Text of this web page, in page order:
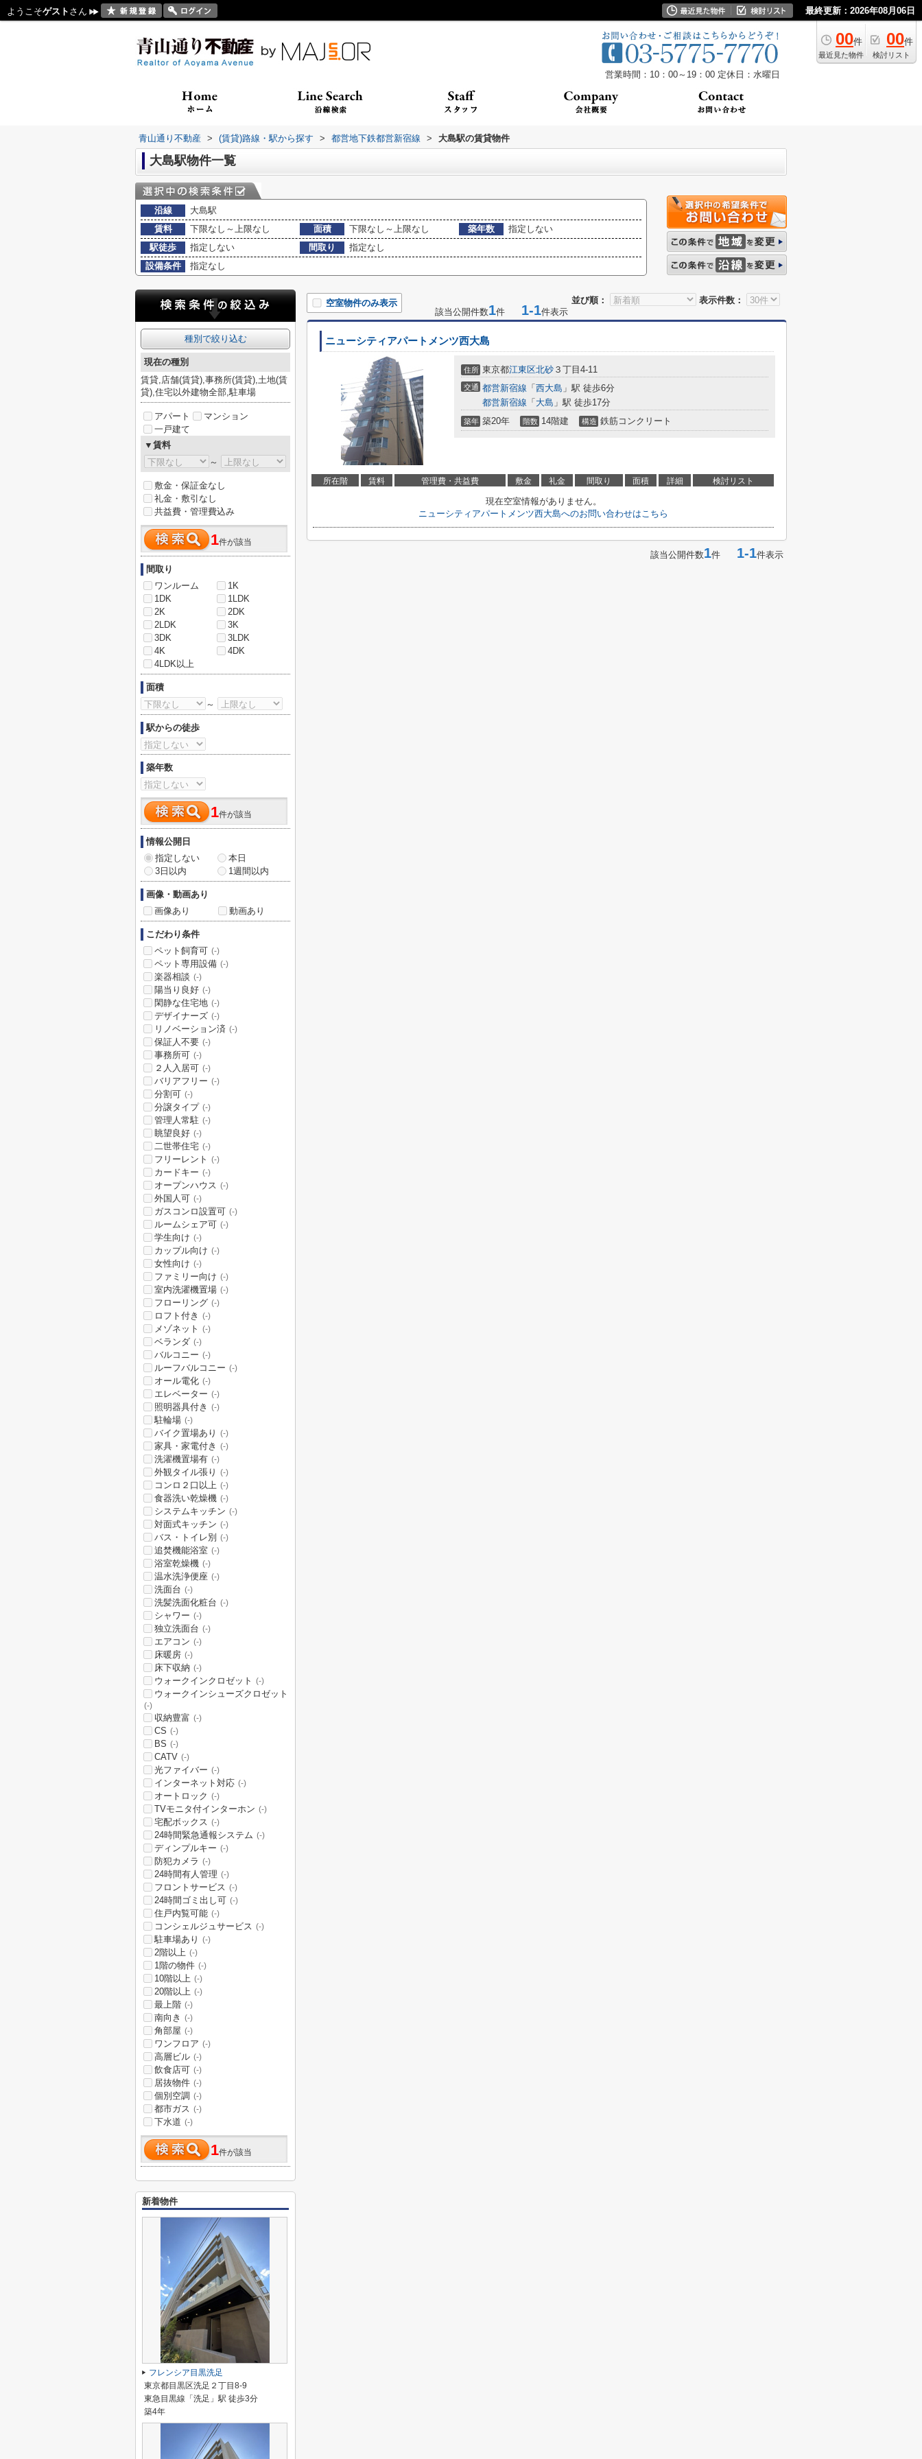
ようこそゲスト さん 最終更新：2026年08月06日
00件
最近見た物件
00件
検討リスト
営業時間：10：00～19：00 定休日：水曜日
青山通り不動産 > (賃貸)路線・駅から探す > 都営地下鉄都営新宿線 > 大島駅の賃貸物件
大島駅物件一覧
沿線
大島駅
賃料
下限なし～上限なし 面積 下限なし～上限なし 築年数
指定しない
駅徒歩
指定しない 間取り
指定なし
設備条件
指定なし
並び順： 表示件数：
空室物件のみ表示
該当公開件数1件 1-1件表示
ニューシティアパートメンツ西大島
住所 東京都江東区北砂 ３丁目4-11
交通 都営新宿線 「 西大島 」駅 徒歩6分
都営新宿線 「 大島 」駅 徒歩17分
築年 築20年 階数 14階建 構造 鉄筋コンクリート
所在階 賃料 管理費・共益費 敷金 礼金 間取り 面積 詳細 検討リスト
現在空室情報がありません。
ニューシティアパートメンツ西大島へのお問い合わせはこちら
該当公開件数1件 1-1件表示
種別で絞り込む
現在の種別
賃貸,店舗(賃貸),事務所(賃貸),土地(賃
貸),住宅以外建物全部,駐車場
アパート
マンション
一戸建て
▼賃料
～
敷金・保証金なし
礼金・敷引なし
共益費・管理費込み
1件が該当
間取り
ワンルーム
1K
1DK
1LDK
2K
2DK
2LDK
3K
3DK
3LDK
4K
4DK
4LDK以上
面積
～
駅からの徒歩
築年数
1件が該当
情報公開日
指定しない
本日
3日以内
1週間以内
画像・動画あり
画像あり
動画あり
こだわり条件
ペット飼育可 (-)
ペット専用設備 (-)
楽器相談 (-)
陽当り良好 (-)
閑静な住宅地 (-)
デザイナーズ (-)
リノベーション済 (-)
保証人不要 (-)
事務所可 (-)
２人入居可 (-)
バリアフリー (-)
分割可 (-)
分譲タイプ (-)
管理人常駐 (-)
眺望良好 (-)
二世帯住宅 (-)
フリーレント (-)
カードキー (-)
オープンハウス (-)
外国人可 (-)
ガスコンロ設置可 (-)
ルームシェア可 (-)
学生向け (-)
カップル向け (-)
女性向け (-)
ファミリー向け (-)
室内洗濯機置場 (-)
フローリング (-)
ロフト付き (-)
メゾネット (-)
ベランダ (-)
バルコニー (-)
ルーフバルコニー (-)
オール電化 (-)
エレベーター (-)
照明器具付き (-)
駐輪場 (-)
バイク置場あり (-)
家具・家電付き (-)
洗濯機置場有 (-)
外観タイル張り (-)
コンロ２口以上 (-)
食器洗い乾燥機 (-)
システムキッチン (-)
対面式キッチン (-)
バス・トイレ別 (-)
追焚機能浴室 (-)
浴室乾燥機 (-)
温水洗浄便座 (-)
洗面台 (-)
洗髪洗面化粧台 (-)
シャワー (-)
独立洗面台 (-)
エアコン (-)
床暖房 (-)
床下収納 (-)
ウォークインクロゼット (-)
ウォークインシューズクロゼット
(-)
収納豊富 (-)
CS (-)
BS (-)
CATV (-)
光ファイバー (-)
インターネット対応 (-)
オートロック (-)
TVモニタ付インターホン (-)
宅配ボックス (-)
24時間緊急通報システム (-)
ディンプルキー (-)
防犯カメラ (-)
24時間有人管理 (-)
フロントサービス (-)
24時間ゴミ出し可 (-)
住戸内覧可能 (-)
コンシェルジュサービス (-)
駐車場あり (-)
2階以上 (-)
1階の物件 (-)
10階以上 (-)
20階以上 (-)
最上階 (-)
南向き (-)
角部屋 (-)
ワンフロア (-)
高層ビル (-)
飲食店可 (-)
居抜物件 (-)
個別空調 (-)
都市ガス (-)
下水道 (-)
1件が該当
新着物件
フレンシア目黒洗足
東京都目黒区洗足２丁目8-9
東急目黒線「洗足」駅 徒歩3分
築4年